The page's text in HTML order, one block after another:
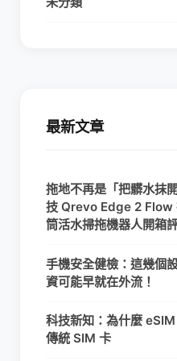
最新文章
拖地不再是「把髒水抹
技 Qrevo Edge 2 Flow
筒活水掃拖機器人開箱
手機安全健檢：這幾個
資可能早就在外流！
科技新知：為什麼
傳統 SIM 卡